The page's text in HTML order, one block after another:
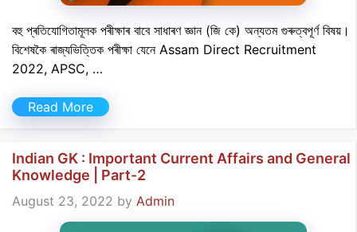
বহু প্ৰতিযোগিতামূলক পৰীক্ষাৰ বাবে সাধাৰণ জ্ঞান (জি কে) অন্যতম গুৰুত্বপূৰ্ণ বিষয়।
বিশেষকৈ ৰাজ্যভিত্তিক পৰীক্ষা যেনে Assam Direct Recruitment
2022, APSC, …
Read More
Indian GK : Important Current Affairs and General
Knowledge | Part-2
August 23, 2022 by Admin